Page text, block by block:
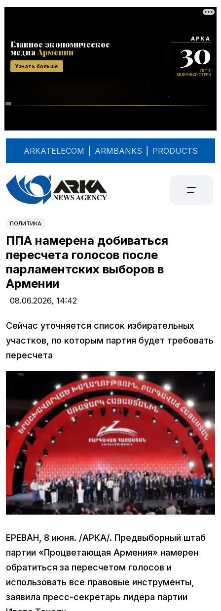
ARKATELECOM ARMBANKS PRODUCTS
ПОЛИТИКА
ППА намерена добиваться
пересчета голосов после
парламентских выборов в
Армении
08.06.2026, 14:42
Сейчас уточняется список избирательных
участков, по которым партия будет требовать
пересчета
ЕРЕВАН, 8 июня. /АРКА/. Предвыборный штаб
партии «Процветающая Армения» намерен
обратиться за пересчетом голосов и
использовать все правовые инструменты,
заявила пресс-секретарь лидера партии